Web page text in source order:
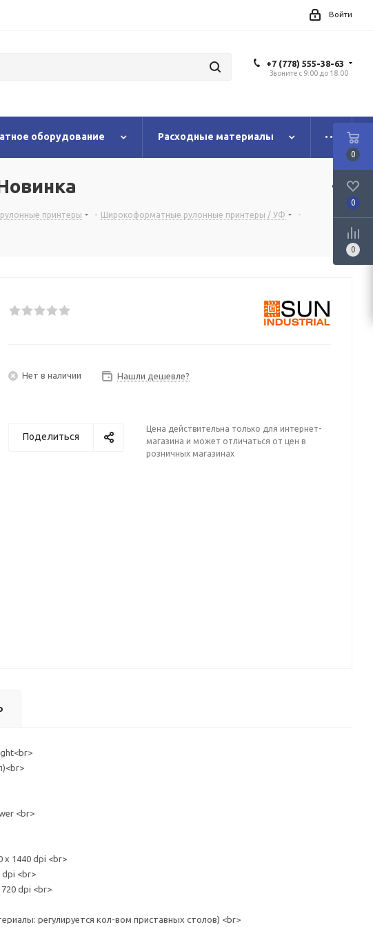
Войти
+7 (778) 555-38-63
Звоните с 9:00 до 18:00
оборудование Расходные материалы
принтеры - Широкоформатные рулонные принтеры / УФ -
Нет в наличии Нашли дешевле?
Поделиться
Цена действительна только для интернет-
магазина и может отличаться от цен в
розничных магазинах
<br>
dpi <br>
<br>
кол-вом приставных столов) <br>
0
0
0